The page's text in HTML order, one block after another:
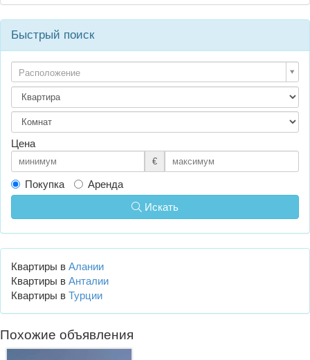
Быстрый поиск
Расположение
Цена
€
Покупка
Аренда
Искать
Квартиры в Алании
Квартиры в Анталии
Квартиры в Турции
Похожие объявления